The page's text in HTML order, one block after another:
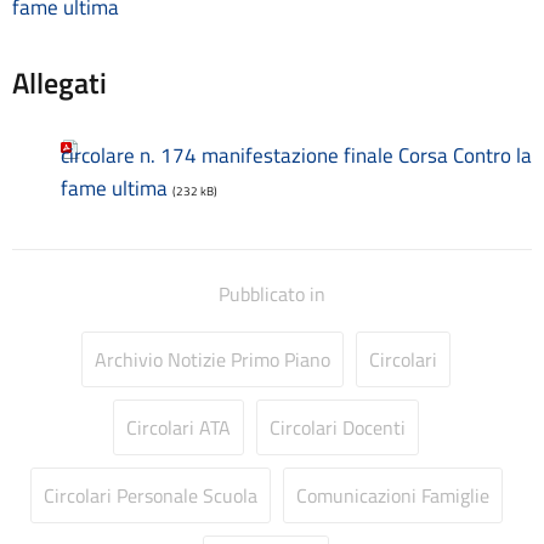
Consulenti e collaboratori
Contrattazione collettiva
Contrattazione integrativa
Cookie Policy (UE)
Corsi
D.S.G.A.
Incarichi conferiti e autorizzati ai dipendenti
fame ultima
Allegati
circolare n. 174 manifestazione finale Corsa Contro la
fame ultima (232 kB)
Pubblicato in
Archivio Notizie Primo Piano Circolari
Circolari ATA Circolari Docenti
Circolari Personale Scuola Comunicazioni Famiglie